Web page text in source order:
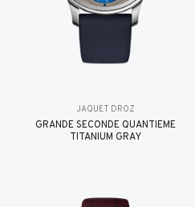
JAQUET DROZ
GRANDE SECONDE QUANTIÈME
TITANIUM GRAY